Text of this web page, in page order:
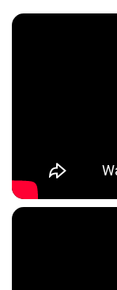
결론에 도달한다.